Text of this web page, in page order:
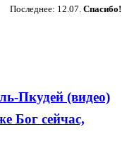
Последнее: 12.07. Спасибо!
Пкудей (видео)
Бог сейчас,